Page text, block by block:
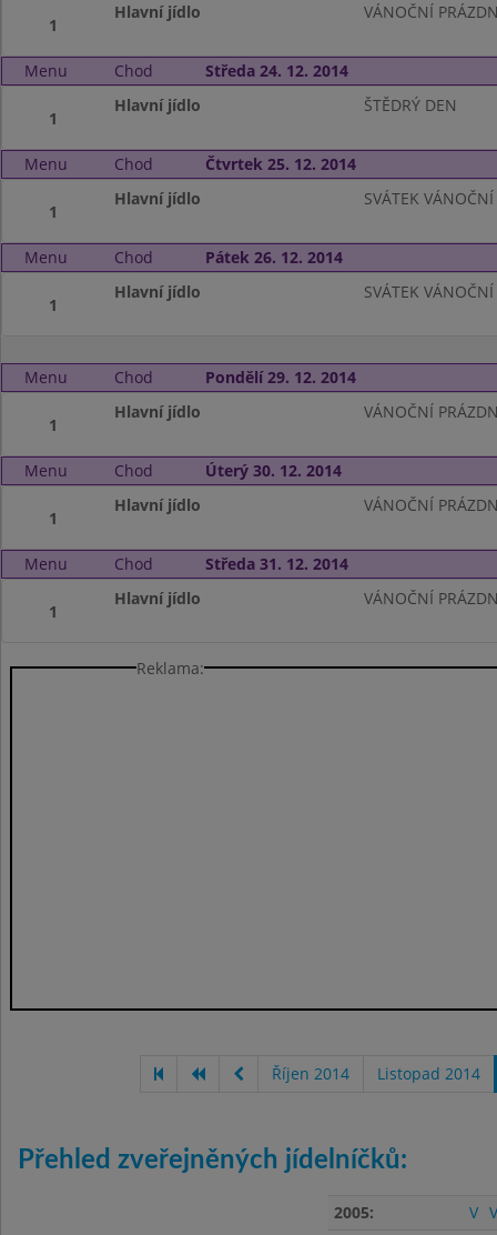
1
Hlavní jídlo VÁNOČNÍ
Menu Chod Středa 24. 12. 2014
1
Hlavní jídlo ŠTĚDRÝ DEN
Menu Chod Čtvrtek 25. 12. 2014
1
Hlavní jídlo SVÁTEK VÁNOČNÍ
Menu Chod Pátek 26. 12. 2014
1
Hlavní jídlo SVÁTEK VÁNOČNÍ
Menu Chod Pondělí 29. 12. 2014
1
Hlavní jídlo VÁNOČNÍ
Menu Chod Úterý 30. 12. 2014
1
Hlavní jídlo VÁNOČNÍ
Menu Chod Středa 31. 12. 2014
1
Hlavní jídlo VÁNOČNÍ
Reklama:
Říjen 2014 Listopad 2014
Přehled zveřejněných jídelníčků:
2005: V